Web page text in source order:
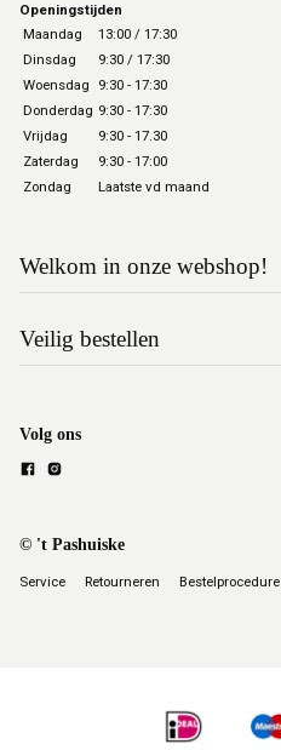
Openingstijden
Maandag
13:00 / 17:30
Dinsdag
9:30 / 17:30
Woensdag
9:30 - 17:30
Donderdag 9:30 - 17:30
Vrijdag
9:30 - 17.30
Zaterdag
9:30 - 17:00
Zondag
Laatste vd maand
Welkom in onze webshop!
Veilig bestellen
Volg ons
© 't Pashuiske
Service Retourneren Bestelprocedure